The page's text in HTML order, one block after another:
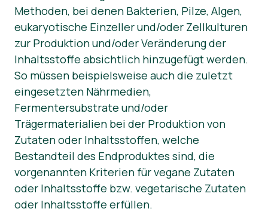
Methoden, bei denen Bakterien, Pilze, Algen,
eukaryotische Einzeller und/oder Zellkulturen
zur Produktion und/oder Veränderung der
Inhaltsstoffe absichtlich hinzugefügt werden.
So müssen beispielsweise auch die zuletzt
eingesetzten Nährmedien,
Fermentersubstrate und/oder
Trägermaterialien bei der Produktion von
Zutaten oder Inhaltsstoffen, welche
Bestandteil des Endproduktes sind, die
vorgenannten Kriterien für vegane Zutaten
oder Inhaltsstoffe bzw. vegetarische Zutaten
oder Inhaltsstoffe erfüllen.